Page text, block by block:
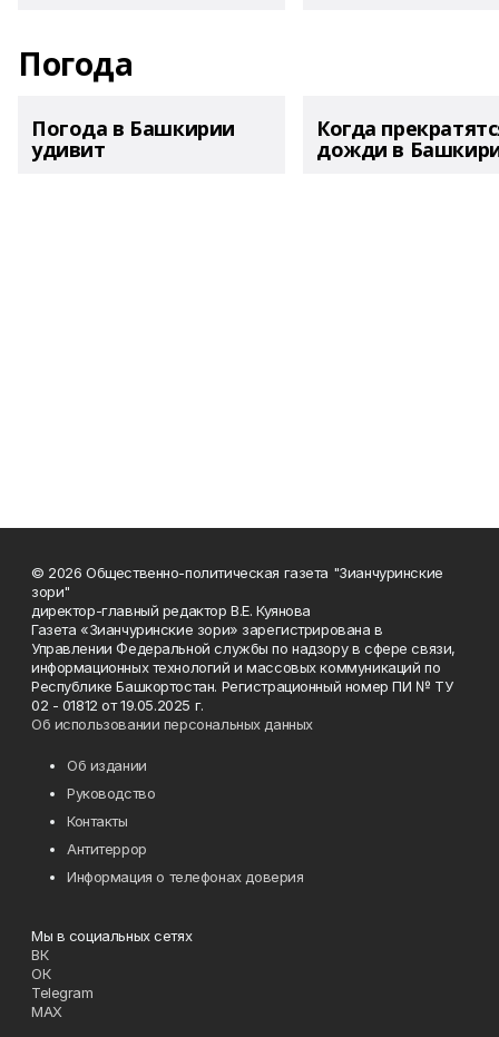
Погода
Погода в Башкирии
удивит
Когда
дожди в
© 2026 Общественно-политическая газета "Зианчуринские
зори"
директор-главный редактор В.Е. Куянова
Газета «Зианчуринские зори» зарегистрирована в
Управлении Федеральной службы по надзору в сфере связи,
информационных технологий и массовых коммуникаций по
Республике Башкортостан. Регистрационный номер ПИ № ТУ
02 - 01812 от 19.05.2025 г.
Об использовании персональных данных
Об издании
Руководство
Контакты
Антитеррор
Информация о телефонах доверия
Мы в социальных сетях
ВК
ОК
Telegram
MAX